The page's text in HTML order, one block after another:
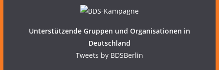
Unterstützende Gruppen und Organisationen in
Deutschland
Tweets by BDSBerlin